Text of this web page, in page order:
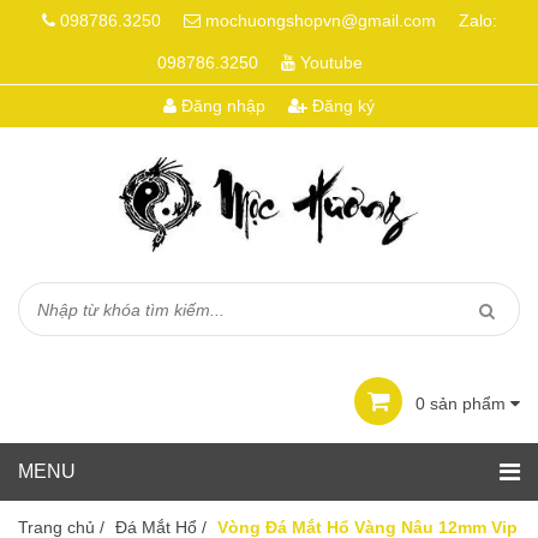
098786.3250 mochuongshopvn@gmail.com Zalo:
098786.3250 Youtube
Đăng nhập Đăng ký
0 sản phẩm
Trang chủ / Đá Mắt Hổ / Vòng Đá Mắt Hổ Vàng Nâu 12mm Vip